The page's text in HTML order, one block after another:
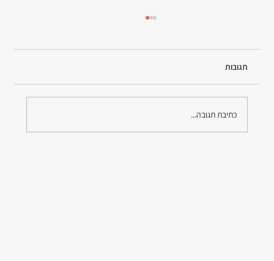
תגובות
כתיבת תגובה...